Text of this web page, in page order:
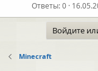
Ответы 0
Войдите
Minecraft